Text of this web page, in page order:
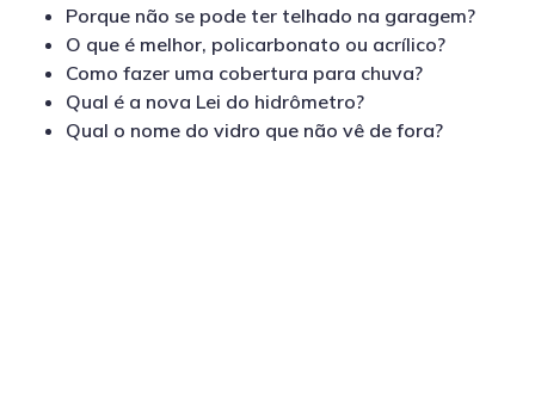
Porque não se pode ter telhado na garagem?
O que é melhor, policarbonato ou acrílico?
Como fazer uma cobertura para chuva?
Qual é a nova Lei do hidrômetro?
Qual o nome do vidro que não vê de fora?